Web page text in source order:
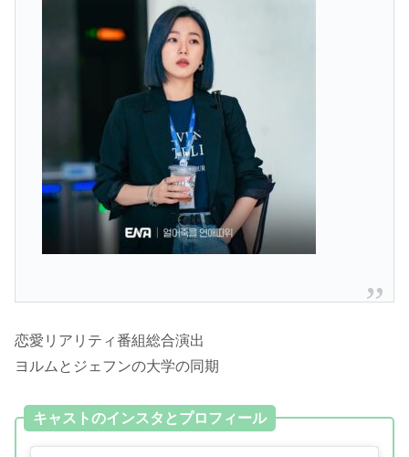
恋愛リアリティ番組総合演出
ヨルムとジェフンの大学の同期
キャストのインスタとプロフィール